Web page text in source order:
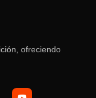
ofreciendo